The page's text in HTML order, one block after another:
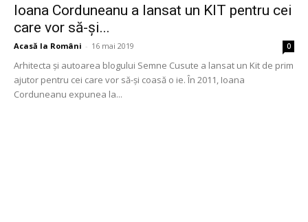
Ioana Corduneanu a lansat un KIT pentru cei
care vor să-și...
Acasă la Români - 16 mai 2019 0
Arhitecta și autoarea blogului Semne Cusute a lansat un Kit de prim
ajutor pentru cei care vor să-și coasă o ie. În 2011, Ioana
Corduneanu expunea la...